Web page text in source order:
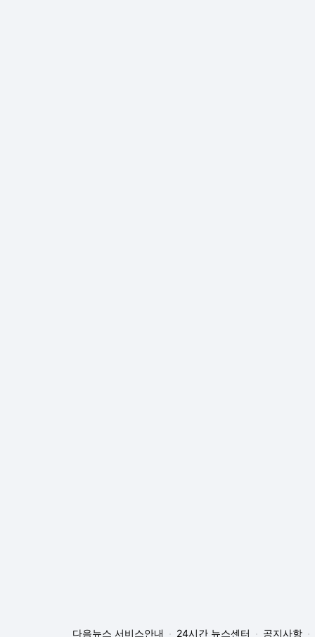
다음뉴스 서비스안내 24시간 뉴스센터 공지사항